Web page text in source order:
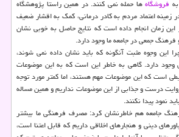
فروشگاهها حمله نمی کنند. در همین راستا پژوهشگاه
زمینه اعتماد مردم به کادر درمانی، کمک به اقشار ضعیف
این زمان انجام داده است که نتایج حاصل به خوبی نشان
جمعی در جامعه ما وجود دارد.
این وجوه مثبت آنگونه که باید نشان داده نمی شوند،
وجود دارد. گاهی به خاطر این است که به این موضوعات
است که این موضوعات مهم هستند، اما کمتر مورد توجه
درست و جذابی از این موضوعات نداریم و همین مساله
نمود پیدا نکنند.
جامعه هم خاطرنشان کرد: مصرف فرهنگی ما بیشتر
دینی و هنجارهای اخلاقی داریم که قابل اعتنا است،